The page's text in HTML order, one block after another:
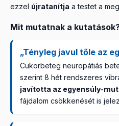
ezzel újratanítja a testet a
Mit mutatnak a
„Tényleg javul tőle az
Cukorbeteg neuropátiás
szerint 8 hét rendszeres
javította az egyensúly-
fájdalom csökkenését is